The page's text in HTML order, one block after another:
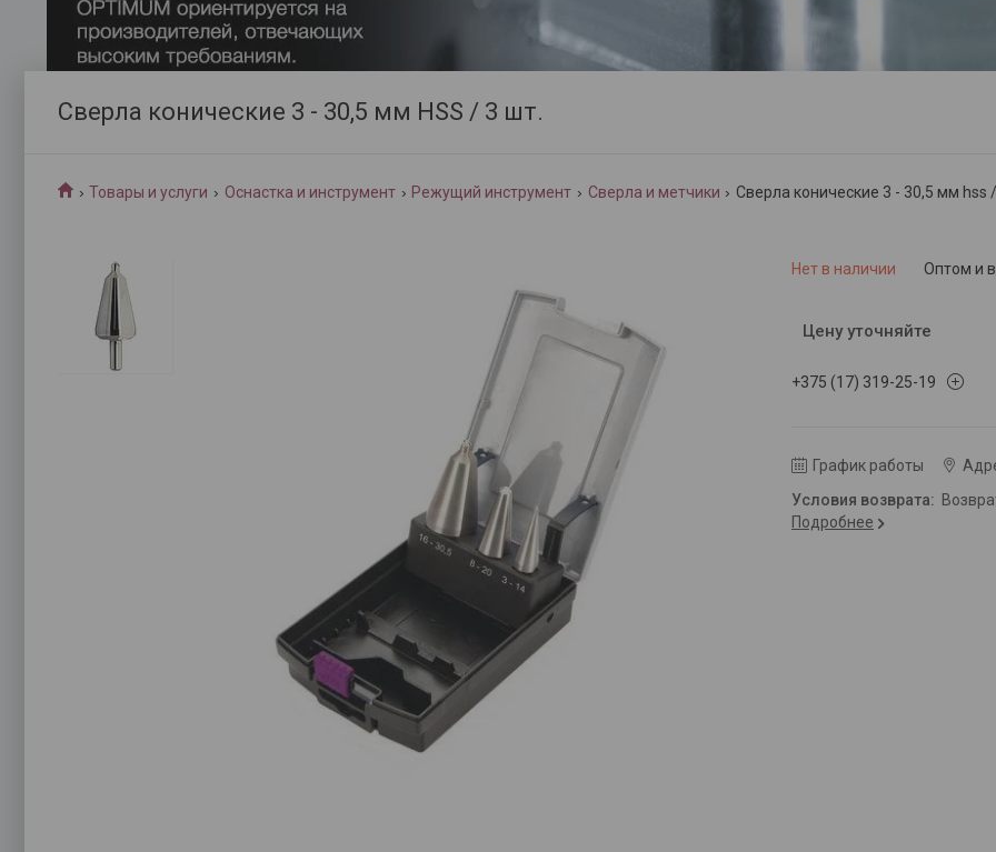
Сверла конические 3 - 30,5 мм HSS / 3 шт.
Товары и услуги Оснастка и инструмент Режущий инструмент Сверла и метчики Сверла конические 3 - 30,5 мм hss
Нет в наличии Оптом и
Цену уточняйте
+375 (17) 319-25-19
График работы
Подробнее